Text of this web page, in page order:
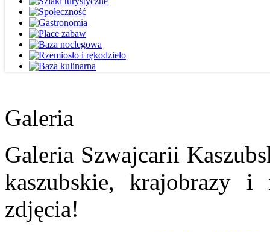
Galeria
Galeria Szwajcarii
kaszubskie, krajobrazy
zdjęcia!